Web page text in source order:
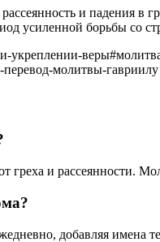
и падения
усиленной борьбы со
укреплении-веры#
молитвы-гавриилу
греха и рассеянности.
добавляя имена